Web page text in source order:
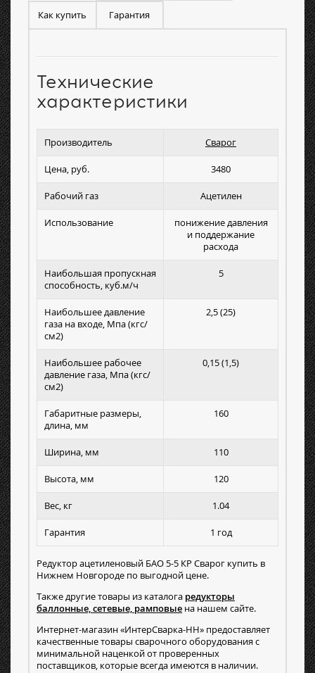
Как купить Гарантия
Технические
характеристики
Производитель Сварог
Цена, руб. 3480
Рабочий газ Ацетилен
Использование
понижение давления
и поддержание
расхода
Наибольшая пропускная
способность, куб.м/ч
5
Наибольшее давление
газа на входе, Мпа (кгс/
см2)
2,5 (25)
Наибольшее рабочее
давление газа, Мпа (кгс/
см2)
0,15 (1,5)
Габаритные размеры,
длина, мм
160
Ширина, мм 110
Высота, мм 120
Вес, кг 1.04
Гарантия 1 год
Редуктор ацетиленовый БАО 5-5 КР Сварог купить в
Нижнем Новгороде по выгодной цене.
Также другие товары из каталога редукторы
баллонные, сетевые, рамповые на нашем сайте.
Интернет-магазин «ИнтерСварка-НН» предоставляет
качественные товары сварочного оборудования с
минимальной наценкой от проверенных
поставщиков, которые всегда имеются в наличии.